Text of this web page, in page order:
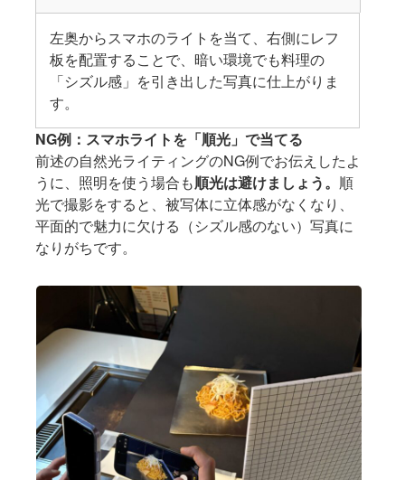
左奥からスマホのライトを当て、右側にレフ
板を配置することで、暗い環境でも料理の
「シズル感」を引き出した写真に仕上がりま
す。
NG例：スマホライトを「順光」で当てる
前述の自然光ライティングのNG例でお伝えしたよ
うに、照明を使う場合も順光は避けましょう。 順
光で撮影をすると、被写体に立体感がなくなり、
平面的で魅力に欠ける（シズル感のない）写真に
なりがちです。